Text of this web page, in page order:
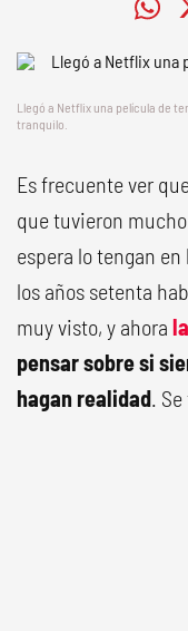
Llegó a Netflix una película de
tranquilo.
Es frecuente ver
que tuvieron
espera lo tengan
los años setenta
muy visto, y ahora l
pensar sobre si
hagan realidad.